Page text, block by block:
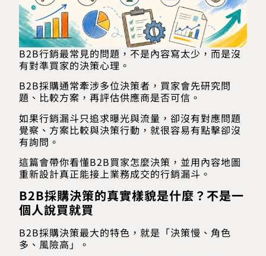
B2B行銷最常見的問題，不是內容寫太少，而是沒
有對準買家的決策心理。
B2B採購通常牽涉多位決策者，買家會先研究問
題、比較方案，再評估供應商是否可信。
如果行銷漏斗只追求曝光與流量，卻沒有對應問題
覺察、方案比較與決策行動，就很容易有點擊卻沒
有詢問。
這篇會帶你看懂B2B買家怎麼決策，並用內容地圖
重新設計真正能接上業務成交的行銷漏斗。
B2B採購決策的真實樣貌是什麼？不是一
個人說買就買
B2B採購決策最大的特色，就是「決策慢、角色
多、風險高」。